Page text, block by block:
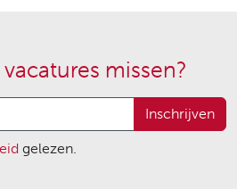
missen?
Inschrijven
gelezen.